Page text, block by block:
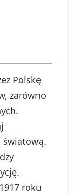
Polskę
zarówno
światową.
roku